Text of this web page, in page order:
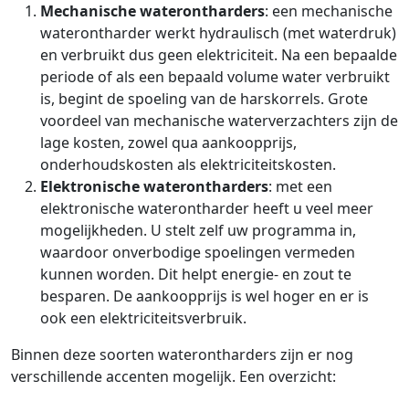
Mechanische waterontharders: een mechanische
waterontharder werkt hydraulisch (met waterdruk)
en verbruikt dus geen elektriciteit. Na een bepaalde
periode of als een bepaald volume water verbruikt
is, begint de spoeling van de harskorrels. Grote
voordeel van mechanische waterverzachters zijn de
lage kosten, zowel qua aankoopprijs,
onderhoudskosten als elektriciteitskosten.
Elektronische waterontharders: met een
elektronische waterontharder heeft u veel meer
mogelijkheden. U stelt zelf uw programma in,
waardoor onverbodige spoelingen vermeden
kunnen worden. Dit helpt energie- en zout te
besparen. De aankoopprijs is wel hoger en er is
ook een elektriciteitsverbruik.
Binnen deze soorten waterontharders zijn er nog
verschillende accenten mogelijk. Een overzicht: